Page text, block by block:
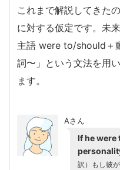
これまで解説してきた
に対する仮定です。未
主語 were to/should＋
詞〜」という文法を用
ます。
Aさん
If he
訳）もし彼